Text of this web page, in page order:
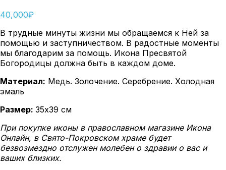
40,000₽
В трудные минуты жизни мы обращаемся к Ней за
помощью и заступничеством. В радостные моменты
мы благодарим за помощь. Икона Пресвятой
Богородицы должна быть в каждом доме.
Материал: Медь. Золочение. Серебрение. Холодная
эмаль
Размер: 35х39 см
При покупке иконы в православном магазине Икона
Онлайн, в Свято-Покровском храме будет
безвозмездно отслужен молебен о здравии о вас и
ваших близких.